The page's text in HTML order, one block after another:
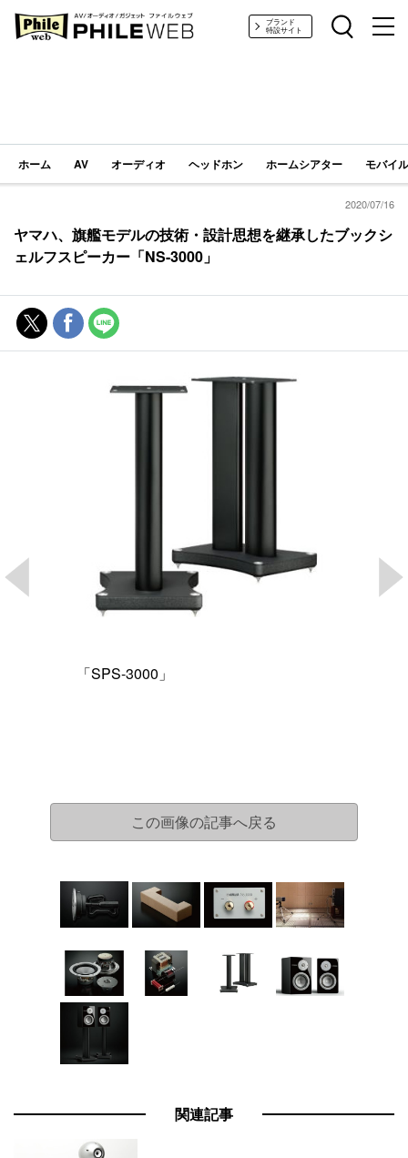
PHILE WEB｜AV/オーディオ/ガジェットブランド
特設サイト
ホーム AV オーディオ ヘッドホン ホームシアター モバイ
2020/07/16
ヤマハ、旗艦モデルの技術・設計思想を継承したブックシ
ェルフスピーカー「NS-3000」
「SPS-3000」
この画像の記事へ戻る
関連記事